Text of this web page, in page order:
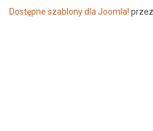
Dostępne szablony dla Joomla!